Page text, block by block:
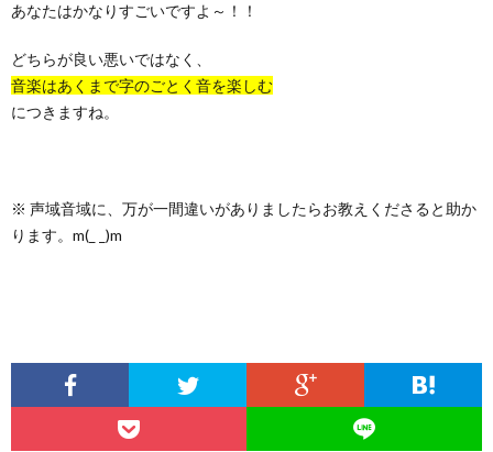
あなたはかなりすごいですよ～！！
どちらが良い悪いではなく、
音楽はあくまで字のごとく音を楽しむ
につきますね。
※ 声域音域に、万が一間違いがありましたらお教えくださると助か
ります。m(_ _)m